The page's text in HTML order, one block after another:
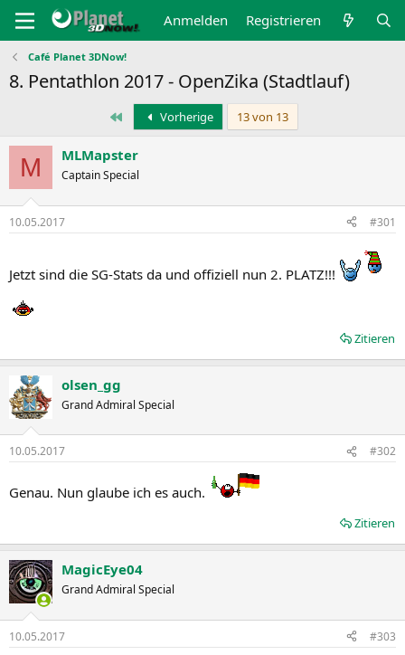
Anmelden Registrieren
Café Planet 3DNow!
8. Pentathlon 2017 - OpenZika (Stadtlauf)
Erste Vorherige 13 von 13
M MLMapster
Captain Special
10.05.2017 #301
Jetzt sind die SG-Stats da und offiziell nun 2. PLATZ!!!
Zitieren
olsen_gg
Grand Admiral Special
10.05.2017 #302
Genau. Nun glaube ich es auch.
Zitieren
MagicEye04
Grand Admiral Special
10.05.2017 #303